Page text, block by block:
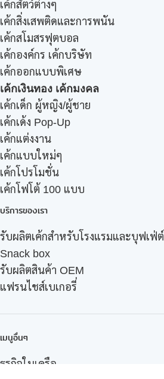
เค้กสัตว์ต่างๆ
เค้กสิ่งเสพติดและการพนัน
เค้กสโมสรฟุตบอล
เค้กองค์กร เค้กบริษัท
เค้กออกแบบพิเศษ
เค้กเงินทอง เค้กมงคล
เค้กเด็ก ผู้หญิง/ผู้ชาย
เค้กเด้ง Pop-Up
เค้กแต่งงาน
เค้กแบบใหม่ๆ
เค้กโปรโมชั่น
เค้กโฟโต้ 100 แบบ
บริการของเรา
รับผลิตเค้กสำหรับโรงแรมและบุฟเฟ่ต์
Snack box
รับผลิตสินค้า OEM
แฟรนไชส์เบเกอรี่
เมนูอื่นๆ
ธุรกิจในเครือ